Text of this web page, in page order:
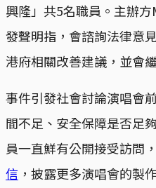
興隆」共5名職員。主辦
發聲明指，會諮詢法律意
港府相關改善建議，並會
事件引發社會討論演唱會
間不足、安全保障是否足
員一直鮮有公開接受訪問
信 ，披露更多演唱會的製